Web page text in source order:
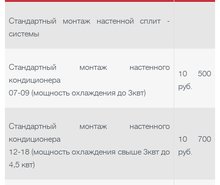
Стандартный монтаж настенной сплит -
системы
Стандартный монтаж настенного
кондиционера
07-09 (мощность охлаждения до 3квт)
10 500
руб.
Стандартный монтаж настенного
кондиционера
12-18 (мощность охлаждения свыше 3квт до
4,5 квт)
10 700
руб.